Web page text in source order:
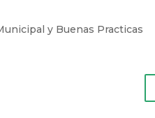
y Buenas Practicas